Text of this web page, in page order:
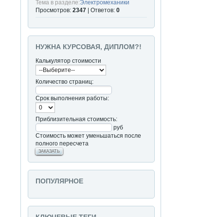
Тема в разделе:Электромеханики
Просмотров:2347 | Ответов:0
НУЖНА КУРСОВАЯ, ДИПЛОМ?!
Калькулятор стоимости
Количество страниц:
Срок выполнения работы:
Приблизительная стоимость:
руб
Стоимость может уменьшаться после
полного пересчета
ЗАКАЗАТЬ
ПОПУЛЯРНОЕ